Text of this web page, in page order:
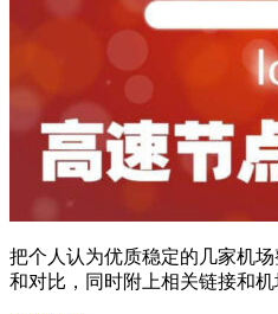
把个人认为优质稳定的几家机
和对比，同时附上相关链接和